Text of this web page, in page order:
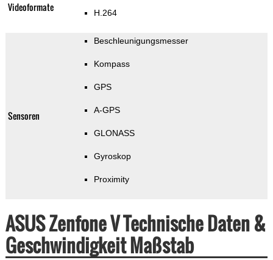
Videoformate H.264
Sensoren
Beschleunigungsmesser
Kompass
GPS
A-GPS
GLONASS
Gyroskop
Proximity
ASUS Zenfone V Technische Daten &
Geschwindigkeit Maßstab